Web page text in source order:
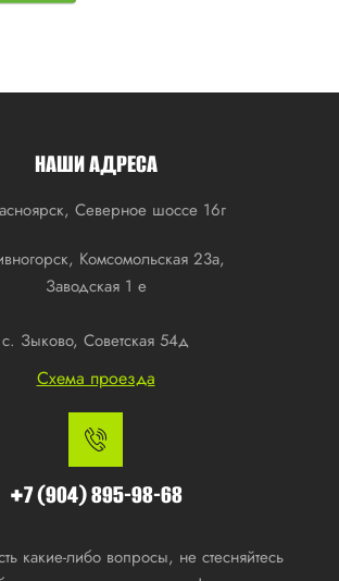
НАШИ АДРЕСА
Северное шоссе 16г
Комсомольская 23а,
Заводская 1 е
с. Зыково, Советская 54д
Схема проезда
+7 (904) 895-98-68
какие-либо вопросы, не стесняйтесь